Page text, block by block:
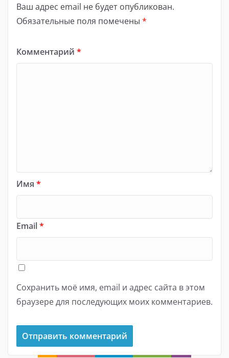
Ваш адрес email не будет опубликован.
Обязательные поля помечены *
Комментарий *
Имя *
Email*
Сохранить моё имя, email и адрес сайта в этом
браузере для последующих моих комментариев.